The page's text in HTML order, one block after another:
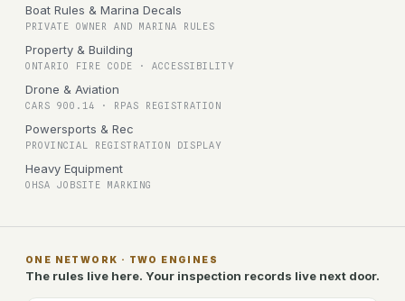
Boat Rules & Marina Decals
PRIVATE OWNER AND MARINA RULES
Property & Building
ONTARIO FIRE CODE · ACCESSIBILITY
Drone & Aviation
CARS 900.14 · RPAS REGISTRATION
Powersports & Rec
PROVINCIAL REGISTRATION DISPLAY
Heavy Equipment
OHSA JOBSITE MARKING
ONE NETWORK · TWO ENGINES
The rules live here. Your inspection records live next door.